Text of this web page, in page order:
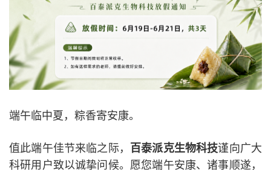
端午临中夏，粽香寄安康。
值此端午佳节来临之际， 百泰派克生物科技谨向广大
科研用户致以诚挚问候。愿您端午安康、诸事顺遂，